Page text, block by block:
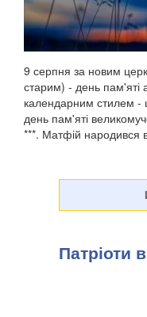
9 серпня за новим
старим) - день пам'яті
календарним стилем
день пам'яті
***. Матфій народився
Патріоти